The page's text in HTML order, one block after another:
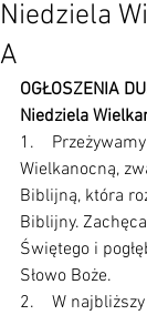
Niedziela
A
OGŁOSZENIA
Niedziela
1.
Wielkanocną,
Biblijną, która
Biblijny.
Świętego i
Słowo Boże.
2.    W